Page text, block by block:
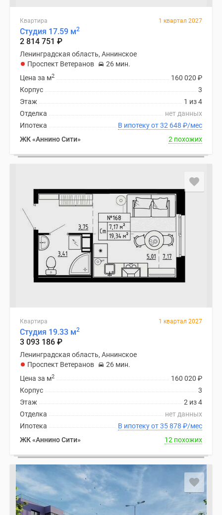
Квартира 1 квартал 2027
Студия 17.59 м2
2 814 751 ₽
Ленинградская область, Аннинское
Проспект Ветеранов
26 мин.
160 020 ₽
Цена за м2
3
Корпус
1 из 4
Этаж
нет данных
Отделка
В ипотеку от 32 648 ₽/мес
Ипотека
ЖК «Аннино Сити»
2 похожих
Квартира 1 квартал 2027
Студия 19.33 м2
3 093 186 ₽
Ленинградская область, Аннинское
Проспект Ветеранов
26 мин.
160 020 ₽
Цена за м2
3
Корпус
2 из 4
Этаж
нет данных
Отделка
В ипотеку от 35 878 ₽/мес
Ипотека
ЖК «Аннино Сити»
12 похожих